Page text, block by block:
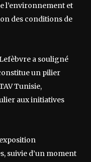
l’environnement et
des conditions de
a souligné
un pilier
Tunisie,
aux initiatives
suivie d’un moment